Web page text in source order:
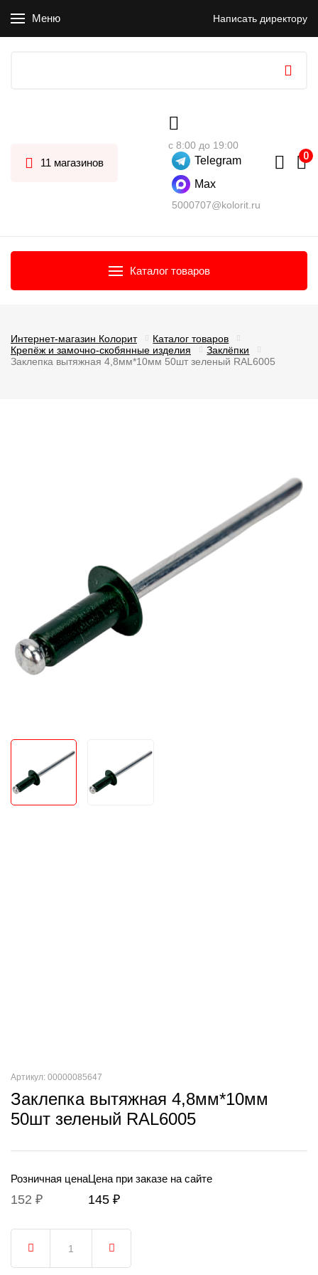
Меню Написать директору
11 магазинов
с 8:00 до 19:00
Telegram
Max
5000707@kolorit.ru
Каталог товаров
Интернет-магазин Колорит
Каталог товаров
Крепёж и замочно-скобянные изделия
Заклёпки
Заклепка вытяжная 4,8мм*10мм 50шт зеленый RAL6005
Артикул: 00000085647
Заклепка вытяжная 4,8мм*10мм
50шт зеленый RAL6005
Розничная цена
152 ₽
Цена при заказе на сайте
145 ₽